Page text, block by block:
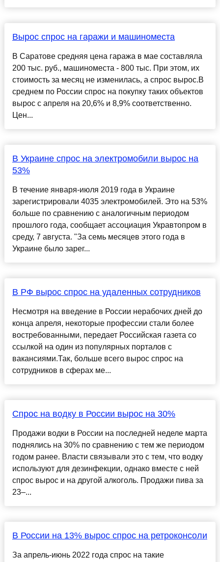
Вырос спрос на гаражи и машиноместа
В Саратове средняя цена гаража в мае составляла
200 тыс. руб., машиноместа - 800 тыс. При этом, их
стоимость за месяц не изменилась, а спрос вырос.В
среднем по России спрос на покупку таких объектов
вырос с апреля на 20,6% и 8,9% соответственно.
Цен...
В Украине спрос на электромобили вырос на
53%
В течение января-июля 2019 года в Украине
зарегистрировали 4035 электромобилей. Это на 53%
больше по сравнению с аналогичным периодом
прошлого года, сообщает ассоциация Укравтопром в
среду, 7 августа. "За семь месяцев этого года в
Украине было зарег...
В РФ вырос спрос на удаленных сотрудников
Несмотря на введение в России нерабочих дней до
конца апреля, некоторые профессии стали более
востребованными, передает Российская газета со
ссылкой на один из популярных порталов с
вакансиями.Так, больше всего вырос спрос на
сотрудников в сферах ме...
Спрос на водку в России вырос на 30%
Продажи водки в России на последней неделе марта
поднялись на 30% по сравнению с тем же периодом
годом ранее. Власти связывали это с тем, что водку
используют для дезинфекции, однако вместе с ней
спрос вырос и на другой алкоголь. Продажи пива за
23–...
В России на 13% вырос спрос на ретроконсоли
За апрель-июнь 2022 года спрос на такие